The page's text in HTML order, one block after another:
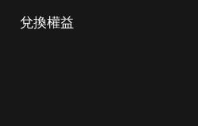
兌換權益